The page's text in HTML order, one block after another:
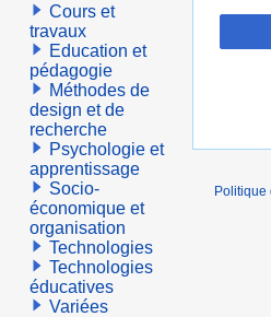
Cours et
travaux
Education et
pédagogie
Méthodes de
design et de
recherche
Psychologie et
apprentissage
Socio-
économique et
organisation
Technologies
Technologies
éducatives
Variées
Politique